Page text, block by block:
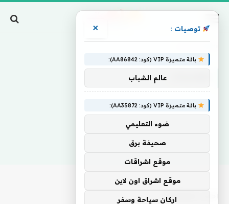
أحدث المقالات
توصيات : ×
باقة متميزة VIP (كود: AA86842):
عالم الشباب
باقة متميزة VIP (كود: AA35872):
ضوء التعليمي
صحيفة برق
موقع اشراقات
موقع اشراق اون لاين
اركان سياحة وسفر